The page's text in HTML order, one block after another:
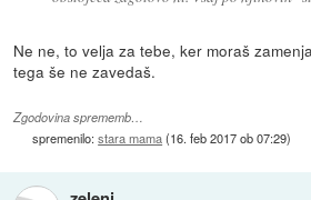
Ne ne, to velja za tebe, ker moraš
tega še ne zavedaš.
Zgodovina sprememb…
spremenilo:stara mama(16. feb 2017 ob 07:29)